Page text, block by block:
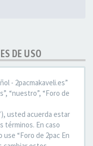
DE USO
- 2pacmakaveli.es”
“nuestro”, “Foro de
usted acuerda estar
términos. En caso
“Foro de 2pac En